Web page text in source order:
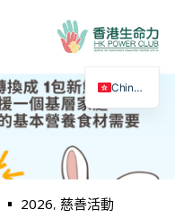
2026, 慈善活動
Chinese